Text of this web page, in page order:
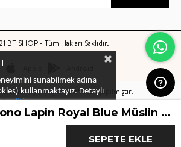
BT SHOP - Tüm Hakları Saklıdır.
Keyo Digitaltarafından yapılmıştır.
sunabilmek adına
kullanmaktayız. Detaylı
Politikası veÇerez
Deux Lapins Mono Lapin Royal Blue Müslin Bebek Emzirme Önlüğü